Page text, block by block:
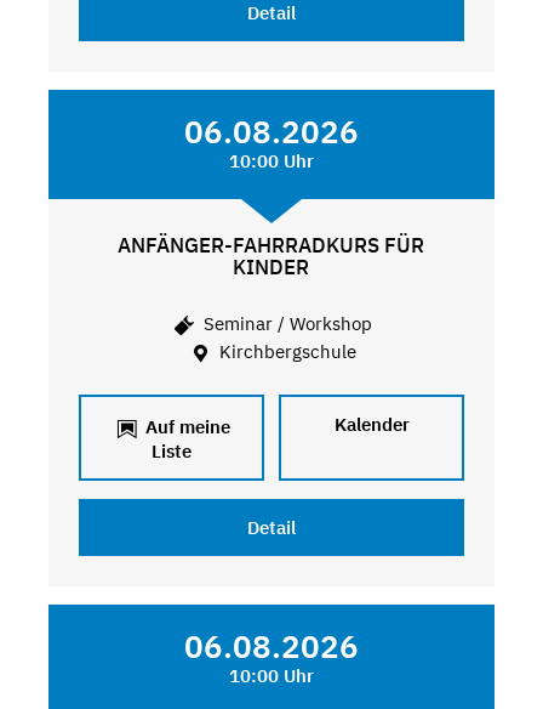
Detail
06.08.2026
10:00 Uhr
ANFÄNGER-FAHRRADKURS FÜR
KINDER
Seminar / Workshop
Kirchbergschule
Auf meine
Liste
Kalender
Detail
06.08.2026
10:00 Uhr